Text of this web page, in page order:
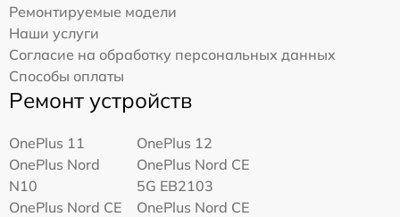
Ремонтируемые модели
Наши услуги
Согласие на обработку персональных данных
Способы оплаты
Ремонт устройств
OnePlus 11
OnePlus 12
OnePlus Nord
N10
OnePlus Nord CE
5G EB2103
OnePlus Nord CE
OnePlus Nord CE